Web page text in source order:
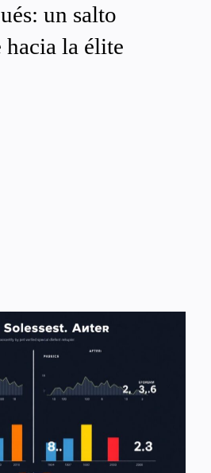
un salto
la élite